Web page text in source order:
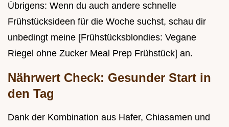
Übrigens: Wenn du auch andere schnelle
Frühstücksideen für die Woche suchst, schau dir
unbedingt meine [Frühstücksblondies: Vegane
Riegel ohne Zucker Meal Prep Frühstück] an.
Nährwert Check: Gesunder Start in
den Tag
Dank der Kombination aus Hafer, Chiasamen und